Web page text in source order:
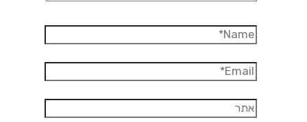
Name*
Email*
אתר